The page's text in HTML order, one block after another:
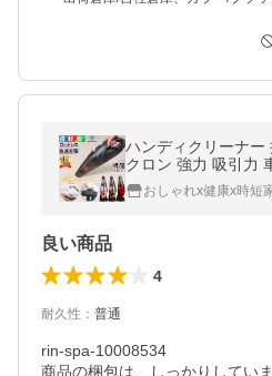
ハンディクリーナー
クロン 強力 吸引力
コードレス掃除機
除機おしゃれx健康x時短
良い商品
4
耐久性 ： 普通
rin-spa-10008534
商品の梱包は、しっかりしていま